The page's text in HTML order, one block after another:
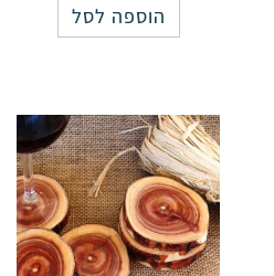
הוספה לסל